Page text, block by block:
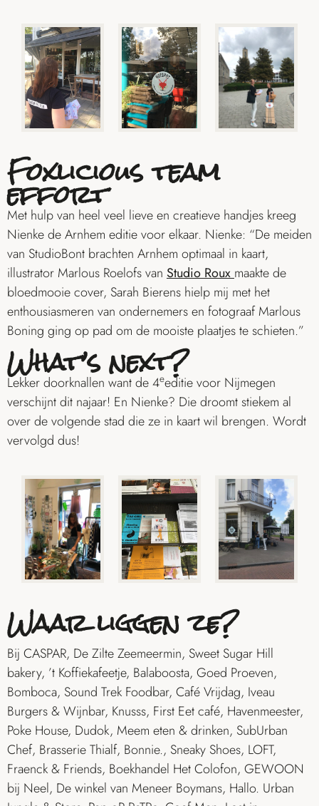
Foxlicious team
effort
Met hulp van heel veel lieve en creatieve handjes kreeg
Nienke de Arnhem editie voor elkaar. Nienke: “De meiden
van StudioBont brachten Arnhem optimaal in kaart,
illustrator Marlous Roelofs van Studio Roux maakte de
bloedmooie cover, Sarah Bierens hielp mij met het
enthousiasmeren van ondernemers en fotograaf Marlous
Boning ging op pad om de mooiste plaatjes te schieten.”
What’s next?
Lekker doorknallen want de 4eeditie voor Nijmegen
verschijnt dit najaar! En Nienke? Die droomt stiekem al
over de volgende stad die ze in kaart wil brengen. Wordt
vervolgd dus!
Waar liggen ze?
Bij CASPAR, De Zilte Zeemeermin, Sweet Sugar Hill
bakery, ’t Koffiekafeetje, Balaboosta, Goed Proeven,
Bomboca, Sound Trek Foodbar, Café Vrijdag, Iveau
Burgers & Wijnbar, Knusss, First Eet café, Havenmeester,
Poke House, Dudok, Meem eten & drinken, SubUrban
Chef, Brasserie Thialf, Bonnie., Sneaky Shoes, LOFT,
Fraenck & Friends, Boekhandel Het Colofon, GEWOON
bij Neel, De winkel van Meneer Boymans, Hallo. Urban